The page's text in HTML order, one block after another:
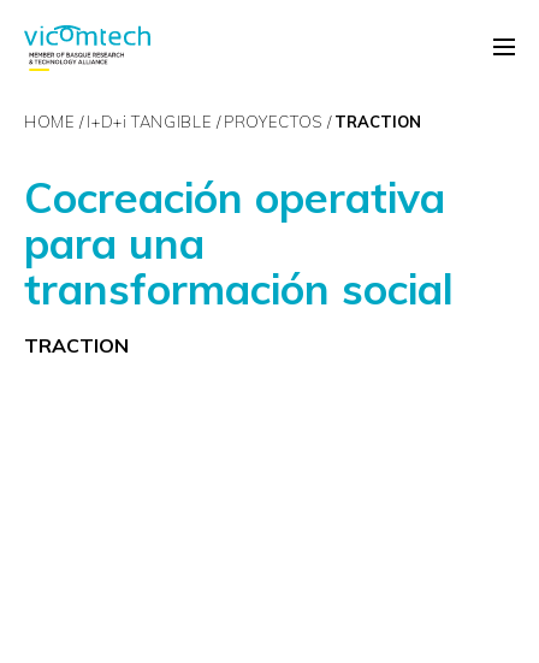
HOME I+D+i TANGIBLE PROYECTOS TRACTION
Cocreación operativa
para una
transformación social
TRACTION